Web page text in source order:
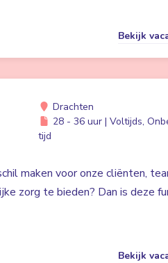
Bekijk
Drachten
28 - 36 uur | Voltijds,
tijd
maken voor onze cliënten,
zorg te bieden? Dan is deze
Bekijk